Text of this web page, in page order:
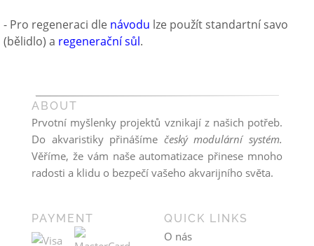
- Pro regeneraci dle návodu lze použít standartní savo
(bělidlo) a regenerační sůl.
ABOUT
Prvotní myšlenky projektů vznikají z našich potřeb.
Do akvaristiky přinášíme český modulární systém.
Věříme, že vám naše automatizace přinese mnoho
radosti a klidu o bezpečí vašeho akvarijního světa.
PAYMENT QUICK LINKS
O nás